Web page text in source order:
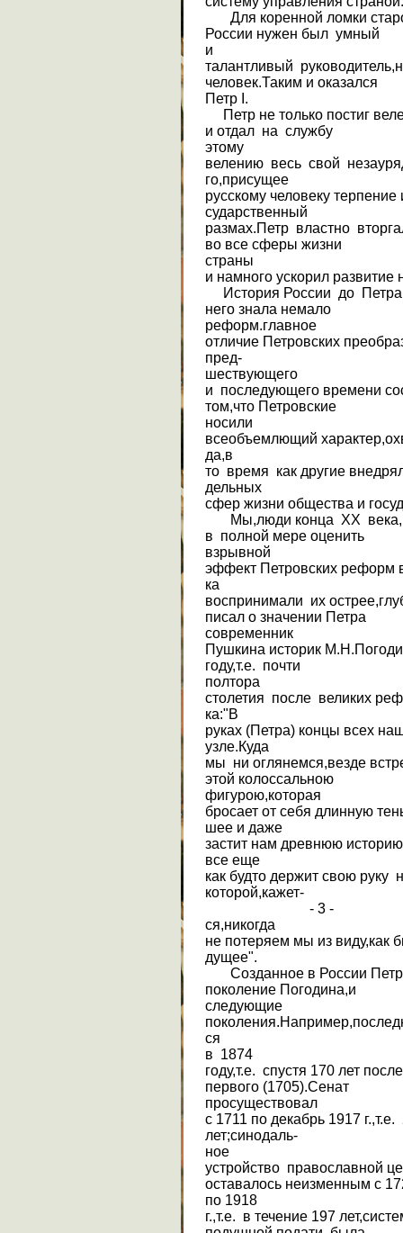
Для коренной ломки
России нужен был умный
и
талантливый
человек.Таким и оказался
Петр I.
Петр не только постиг
и отдал на службу
этому
велению весь свой
го,присущее
русскому человеку
сударственный
размах.Петр властно
во все сферы жизни
страны
и намного ускорил
История России до Петра
него знала немало
реформ.главное
отличие Петровских
пред-
шествующего
и последующего времени
том,что Петровские
носили
всеобъемлющий
да,в
то время как другие
дельных
сфер жизни общества и
Мы,люди конца XX
в полной мере оценить
взрывной
эффект Петровских реформ
ка
воспринимали их
писал о значении Петра
современник
Пушкина историк
году,т.е. почти
полтора
столетия после великих
ка:"В
руках (Петра) концы всех
узле.Куда
мы ни оглянемся,везде
этой колоссальною
фигурою,которая
бросает от себя длинную
шее и даже
застит нам древнюю
все еще
как будто держит свою
которой,кажет-
- 3 -
ся,никогда
не потеряем мы из виду,как
дущее".
Созданное в России
поколение Погодина,и
следующие
ся
в 1874
году,т.е. спустя 170 лет после
первого (1705).Сенат
просуществовал
с 1711 по декабрь 1917 г.,т.е.
лет;синодаль-
ное
устройство православной
оставалось неизменным с
по 1918
г.,т.е. в течение 197